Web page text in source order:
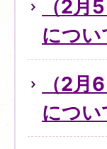
（2
につい
（2
につい